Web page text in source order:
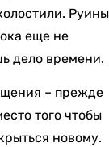
Руины
еще не
дело времени.
– прежде
того чтобы
новому.